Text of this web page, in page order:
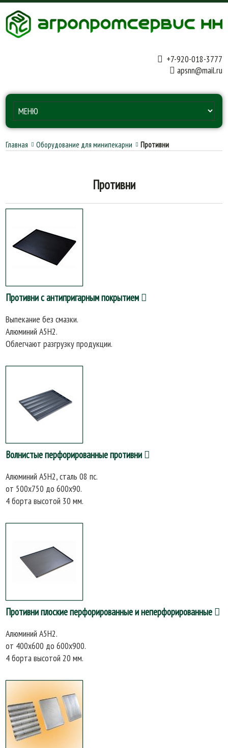
+7-920-018-3777
apsnn@mail.ru
Главная Оборудование для минипекарни Противни
Противни
Противни с антипригарным покрытием
Выпекание без смазки.
Алюминий А5Н2.
Облегчают разгрузку продукции.
Волнистые перфорированные противни
Алюминий А5Н2, сталь 08 пс.
от 500х750 до 600х90.
4 борта высотой 30 мм.
Противни плоские перфорированные и неперфорированные
Алюминий А5Н2.
от 400х600 до 600х900.
4 борта высотой 20 мм.